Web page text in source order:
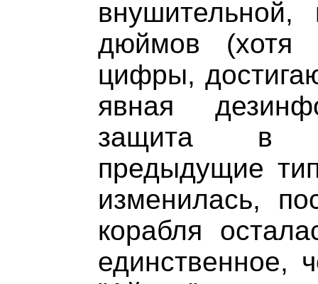
дюймов (хотя
цифры,
явная
защита в
предыдущие
изменилась,
корабля
единственное,